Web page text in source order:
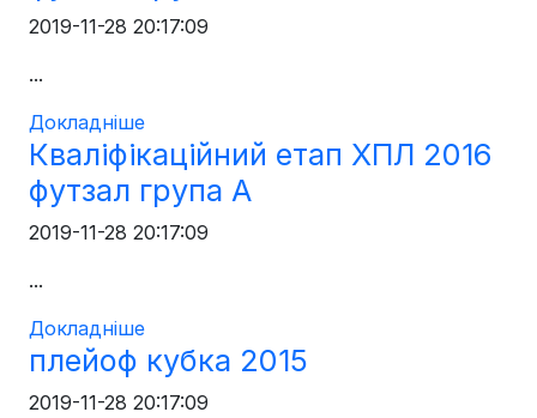
2019-11-28 20:17:09
...
Докладніше
Кваліфікаційний етап ХПЛ 2016
футзал група А
2019-11-28 20:17:09
...
Докладніше
плейоф кубка 2015
2019-11-28 20:17:09